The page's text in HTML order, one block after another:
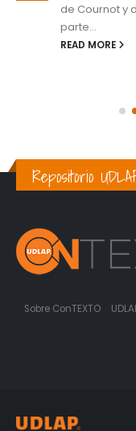
de Cournot y
parte...
READ MORE
Repositorio
Sobre ConTEXTO